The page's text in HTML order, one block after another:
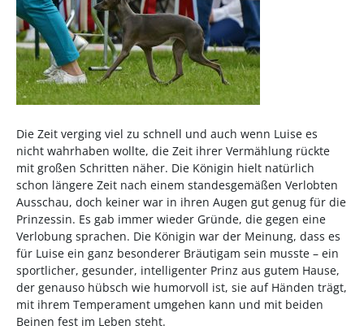
Die Zeit verging viel zu schnell und auch wenn Luise es
nicht wahrhaben wollte, die Zeit ihrer Vermählung rückte
mit großen Schritten näher. Die Königin hielt natürlich
schon längere Zeit nach einem standesgemäßen Verlobten
Ausschau, doch keiner war in ihren Augen gut genug für die
Prinzessin. Es gab immer wieder Gründe, die gegen eine
Verlobung sprachen. Die Königin war der Meinung, dass es
für Luise ein ganz besonderer Bräutigam sein musste – ein
sportlicher, gesunder, intelligenter Prinz aus gutem Hause,
der genauso hübsch wie humorvoll ist, sie auf Händen trägt,
mit ihrem Temperament umgehen kann und mit beiden
Beinen fest im Leben steht.